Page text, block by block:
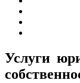
Услуги